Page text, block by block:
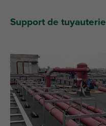
Support de tuyauterie